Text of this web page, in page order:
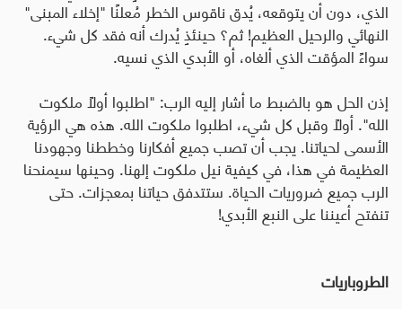
الذي، دون أن يتوقعه، يُدق ناقوس الخطر مُعلنًا "إخلاء المبنى"
النهائي والرحيل العظيم! ثم؟ حينئذٍ يُدرك أنه فقد كل شيء.
سواءً المؤقت الذي ألغاه، أو الأبدي الذي نسيه.
إذن الحل هو بالضبط ما أشار إليه الرب: "اطلبوا أولًا ملكوت
الله". أولًا وقبل كل شيء، اطلبوا ملكوت الله. هذه هي الرؤية
الأسمى لحياتنا. يجب أن تصب جميع أفكارنا وخططنا وجهودنا
العظيمة في هذا، في كيفية نيل ملكوت إلهنا. وحينها سيمنحنا
الرب جميع ضروريات الحياة. ستتدفق حياتنا بمعجزات. حتى
تنفتح أعيننا على النبع الأبدي!
الطروباريات